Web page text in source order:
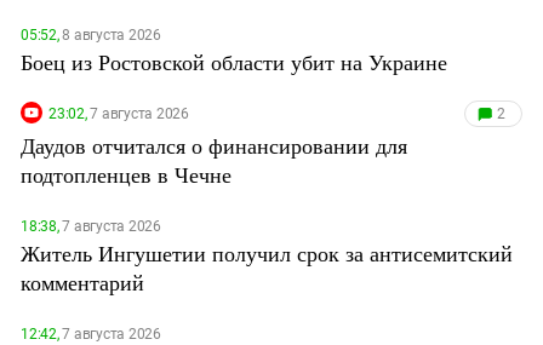
05:52,8 августа 2026
Боец из Ростовской области убит на Украине
23:02,7 августа 2026 2
Даудов отчитался о финансировании для
подтопленцев в Чечне
18:38,7 августа 2026
Житель Ингушетии получил срок за антисемитский
комментарий
12:42,7 августа 2026